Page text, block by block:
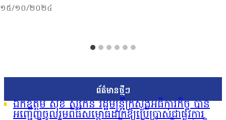
១៥/១០/២០២៤
ព័ត៌មានថ្មីៗ
ឯកឧត្តម សុខ សូកេន រដ្ឋមន្រ្តីក្រសួងអធិការកិច្ច បាន
អញ្ជើញចូលរួមពិធីសម្ពោធដាក់ឱ្យប្រើប្រាស់ជាផ្លូវការ